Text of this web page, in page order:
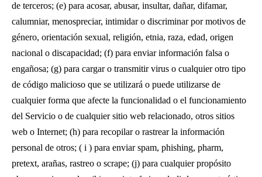
de terceros; (e) para acosar, abusar, insultar, dañar, difamar,
calumniar, menospreciar, intimidar o discriminar por motivos de
género, orientación sexual, religión, etnia, raza, edad, origen
nacional o discapacidad; (f) para enviar información falsa o
engañosa; (g) para cargar o transmitir virus o cualquier otro tipo
de código malicioso que se utilizará o puede utilizarse de
cualquier forma que afecte la funcionalidad o el funcionamiento
del Servicio o de cualquier sitio web relacionado, otros sitios
web o Internet; (h) para recopilar o rastrear la información
personal de otros; ( i ) para enviar spam, phishing, pharm,
pretext, arañas, rastreo o scrape; (j) para cualquier propósito